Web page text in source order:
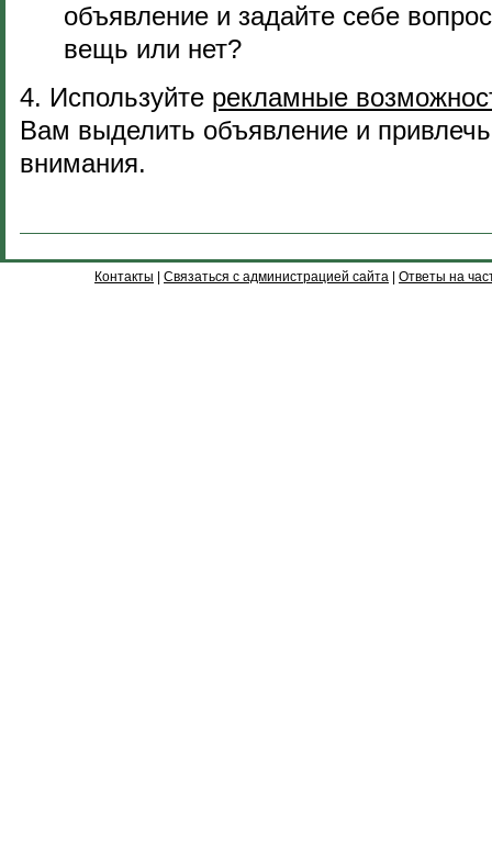
объявление и задайте себе
вещь или нет?
4. Используйте рекламные
Вам выделить объявление и
внимания.
Контакты Связаться с администрацией сайта Ответы на